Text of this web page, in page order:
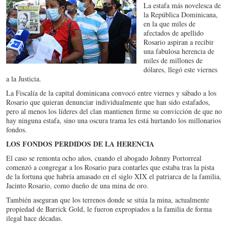
La estafa más novelesca de
la República Dominicana,
en la que miles de
afectados de apellido
Rosario aspiran a recibir
una fabulosa herencia de
miles de millones de
dólares, llegó este viernes
a la Justicia.
La Fiscalía de la capital dominicana convocó entre viernes y sábado a los
Rosario que quieran denunciar individualmente que han sido estafados,
pero al menos los líderes del clan mantienen firme su convicción de que no
hay ninguna estafa, sino una oscura trama les está hurtando los millonarios
fondos.
LOS FONDOS PERDIDOS DE LA HERENCIA
El caso se remonta ocho años, cuando el abogado Johnny Portorreal
comenzó a congregar a los Rosario para contarles que estaba tras la pista
de la fortuna que habría amasado en el siglo XIX el patriarca de la familia,
Jacinto Rosario, como dueño de una mina de oro.
También aseguran que los terrenos donde se sitúa la mina, actualmente
propiedad de Barrick Gold, le fueron expropiados a la familia de forma
ilegal hace décadas.